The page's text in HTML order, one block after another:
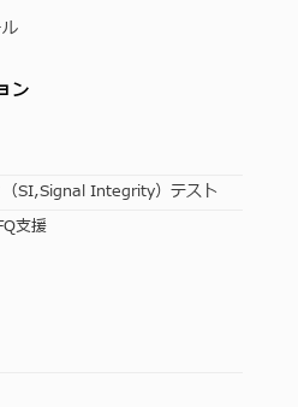
ン
（SI,Signal Integrity）テスト
支援